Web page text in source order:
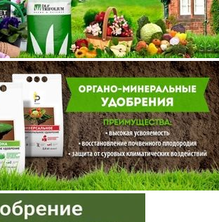
Магаданская область
Марий Эл
Мордовия
Московская область
Мурманская область
Ненецкий АО
Нижегородская область
Новгородская область